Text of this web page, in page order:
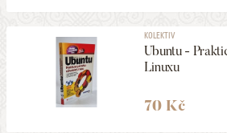
KOLEKTIV
Ubuntu -
Linuxu
70 Kč